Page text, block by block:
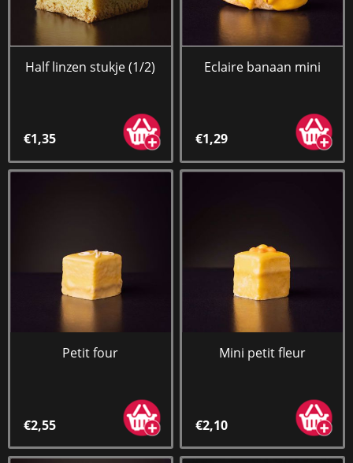
Half linzen stukje (1/2)
€1,35
Eclaire banaan mini
€1,29
Petit four
€2,55
Mini petit fleur
€2,10